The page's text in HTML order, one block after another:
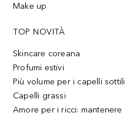
Make up
TOP NOVITÀ
Skincare coreana
Profumi estivi
Più volume per i capelli sottili
Capelli grassi
Amore per i ricci: mantenere